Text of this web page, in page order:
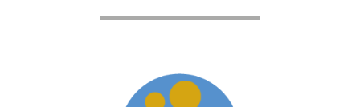
Producción XR